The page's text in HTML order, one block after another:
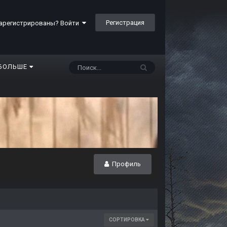
Войти Регистрация
Профиль
СОРТИРОВКА